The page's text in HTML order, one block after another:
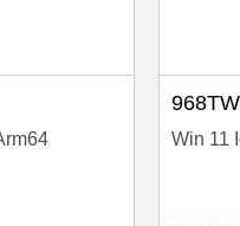
Win 11